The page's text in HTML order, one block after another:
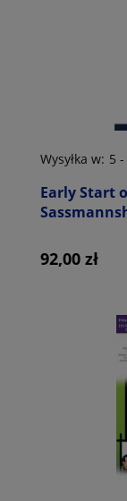
Early Start
Wysyłka w: 5
92,00 zł